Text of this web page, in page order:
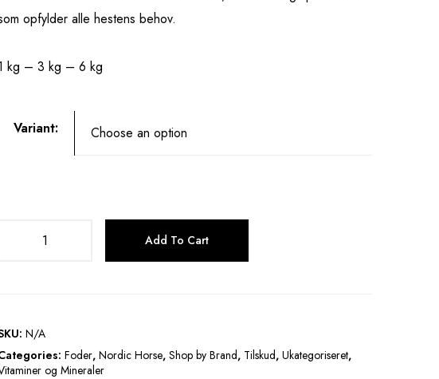
opfylder alle hestens behov.
kg – 3 kg – 6 kg
Variant:
c
M
E
Add To Cart
N/A
Foder, Nordic Horse, Shop by Brand, Tilskud, Ukategoriseret,
og Mineraler